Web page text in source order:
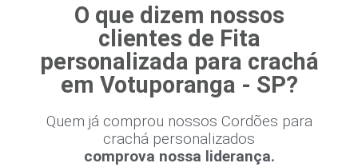
O que dizem nossos
clientes de Fita
personalizada para crachá
em Votuporanga - SP?
Quem já comprou nossos Cordões para
crachá personalizados
comprova nossa liderança.